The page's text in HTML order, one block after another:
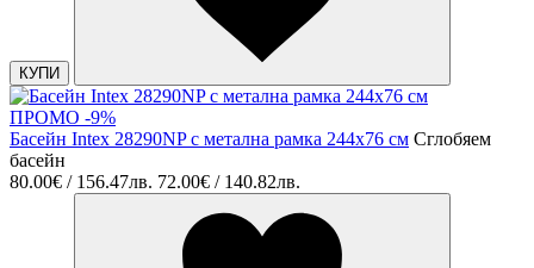
КУПИ
ПРОМО -9%
Басейн Intex 28290NP с метална рамка 244x76 см Сглобяем
басейн
80.00€ / 156.47лв. 72.00€ / 140.82лв.